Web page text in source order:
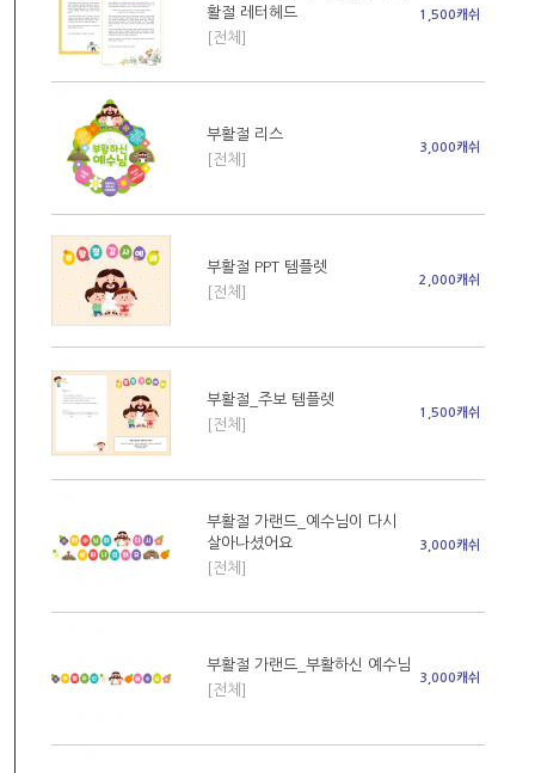
활절 레터헤드
[전체]
1,500캐쉬
부활절 리스
[전체]
3,000캐쉬
부활절 PPT 템플렛
[전체]
2,000캐쉬
부활절_주보 템플렛
[전체]
1,500캐쉬
부활절 가랜드_예수님이 다시
살아나셨어요
[전체]
3,000캐쉬
부활절 가랜드_부활하신 예수님
[전체]
3,000캐쉬